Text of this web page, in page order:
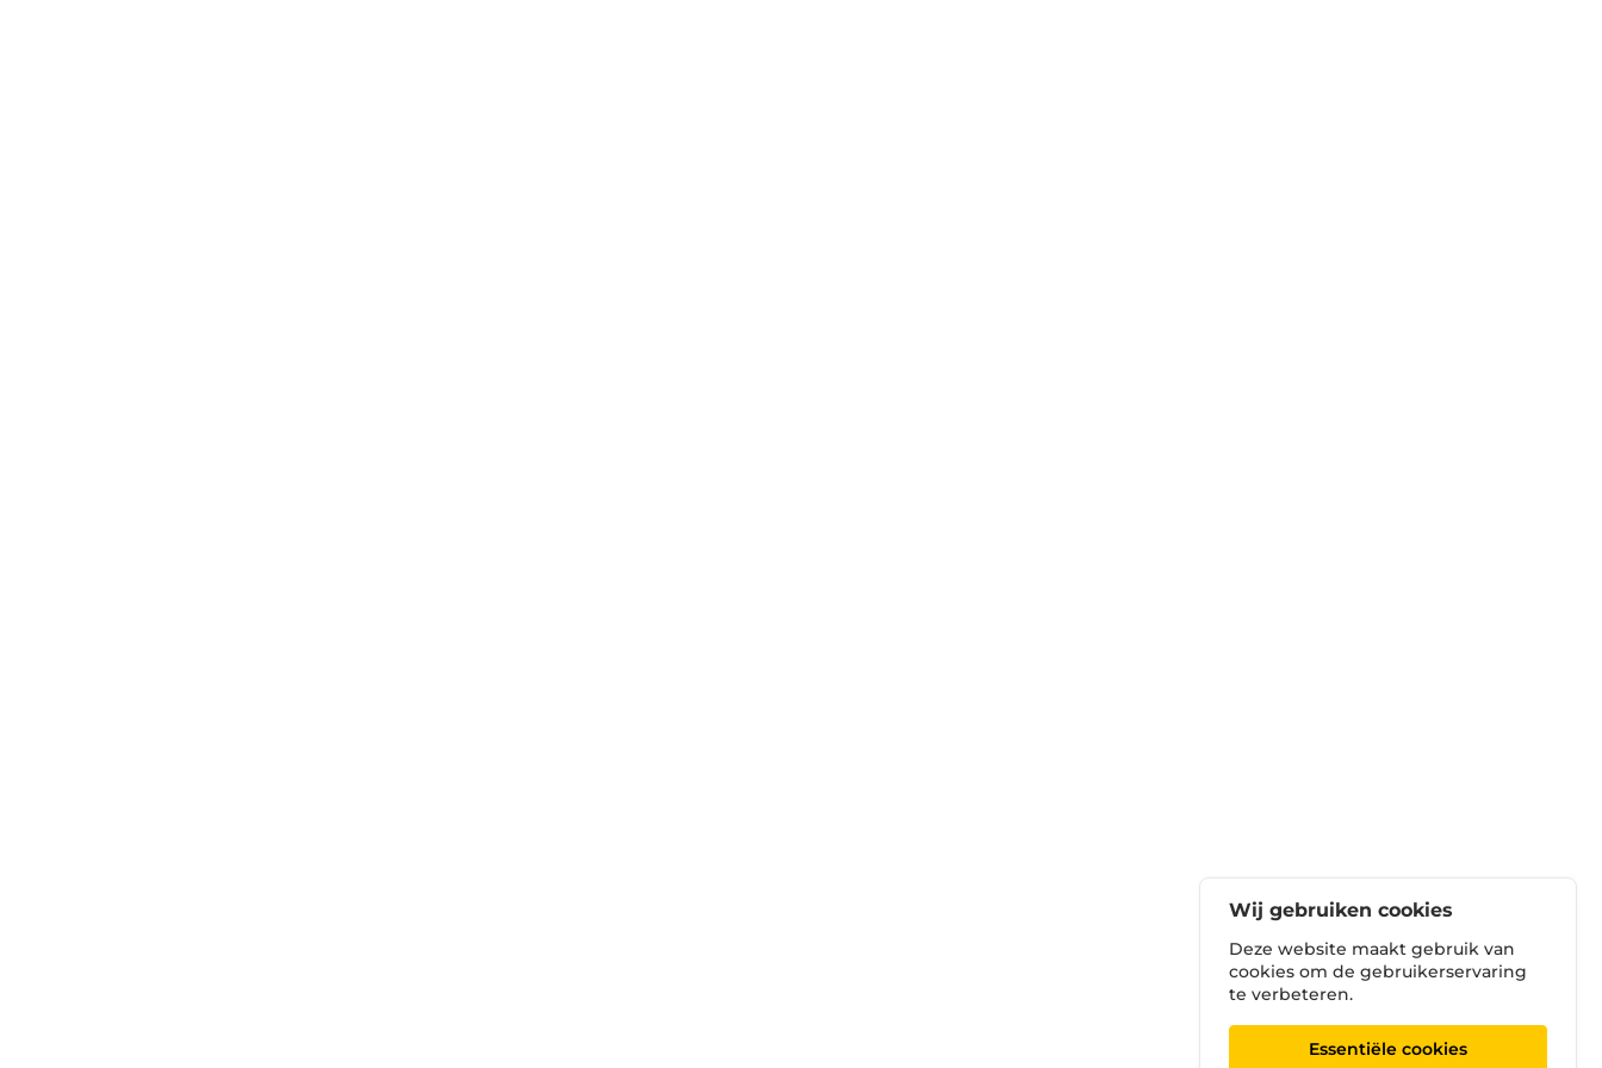
Wij gebruiken cookies
Deze website maakt gebruik van
cookies om de gebruikerservaring
te verbeteren.
Essentiële cookies